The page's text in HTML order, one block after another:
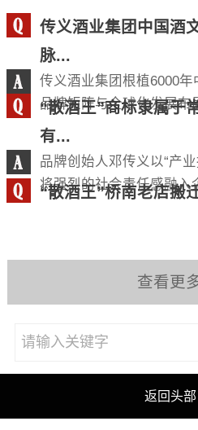
传义酒业集团中国酒
脉...
传义酒业集团根植6000
品牌矩阵与全球化发展布
“散酒王”商标隶属于
有...
品牌创始人邓传义以“产
将强烈的社会责任感融入
“散酒王”桥南老店搬
查看更
返回头部